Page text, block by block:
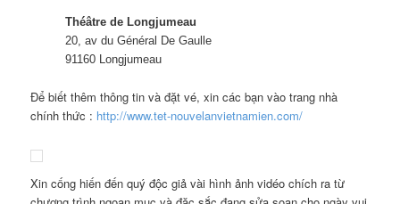
Théâtre de Longjumeau
20, av du Général De Gaulle
91160 Longjumeau
Để biết thêm thông tin và đặt vé, xin các bạn vào trang nhà
chính thức : http://www.tet-nouvelanvietnamien.com/
Xin cống hiến đến quý độc giả vài hình ảnh vidéo chích ra từ